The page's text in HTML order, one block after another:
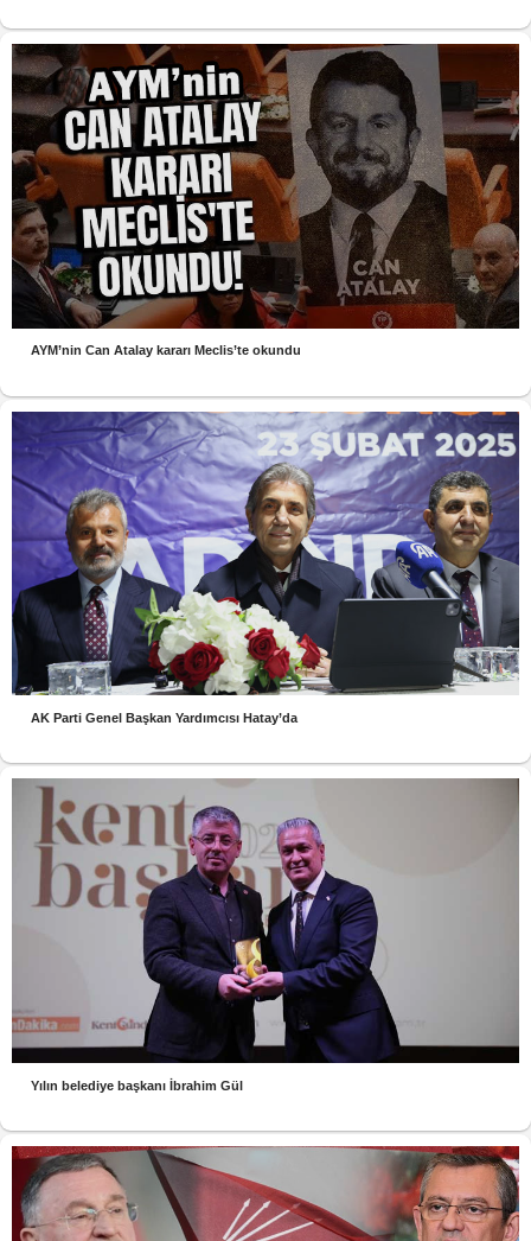
AYM’nin Can Atalay kararı Meclis’te okundu
AK Parti Genel Başkan Yardımcısı Hatay’da
Yılın belediye başkanı İbrahim Gül